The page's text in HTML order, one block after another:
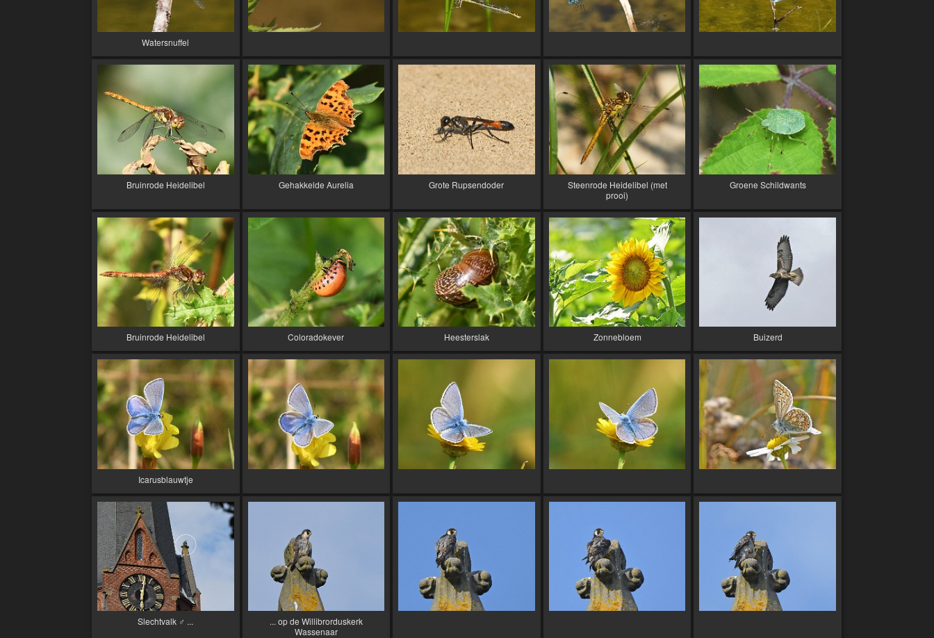
Watersnuffel
Bruinrode Heidelibel Gehakkelde Aurelia Grote Rupsendoder
Steenrode Heidelibel (met
prooi)
Groene Schildwants
Bruinrode Heidelibel Coloradokever Heesterslak Zonnebloem Buizerd
Icarusblauwtje
Slechtvalk ♂ ...
... op de Willibrorduskerk
Wassenaar